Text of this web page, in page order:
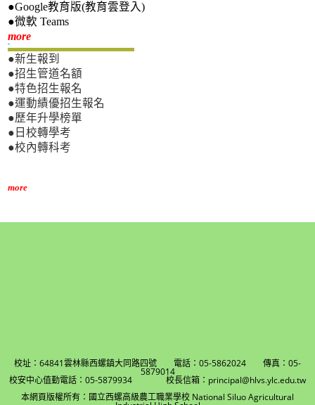
●Google教育版(教育雲登入)
●微軟 Teams
more新生專區
●新生報到
●招生管道名額
●特色招生報名
●運動績優招生報名
●歷年升學榜單
●日校轉學考
●校內轉科考
more
校址：64841雲林縣西螺鎮大同路四號 電話：05-5862024 傳真：05-
5879014
校安中心值勤電話：05-5879934 校長信箱：principal@hlvs.ylc.edu.tw
本網頁版權所有：國立西螺高級農工職業學校 National Siluo Agricultural